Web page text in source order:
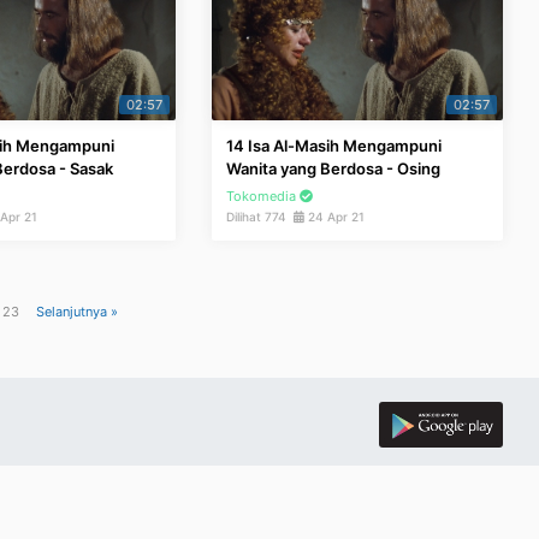
02:57
Mengampuni
- Sasak
21
02:57
14 Isa Al-Masih Mengampuni
Wanita yang Berdosa - Osing
Tokomedia
Dilihat 774 24 Apr 21
Selanjutnya »